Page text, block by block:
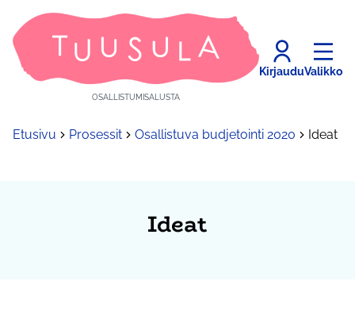
OSALLISTUMISALUSTA
KirjauduValikko
Etusivu Prosessit Osallistuva budjetointi 2020 Ideat
Ideat